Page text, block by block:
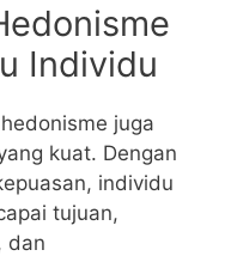
Individu
juga
kuat. Dengan
individu
tujuan,
dan